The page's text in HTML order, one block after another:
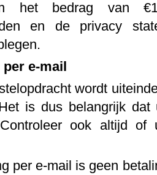
het bedrag van
en de privacy
e-mail
wordt
is dus belangrijk
ook altijd of
per e-mail is geen